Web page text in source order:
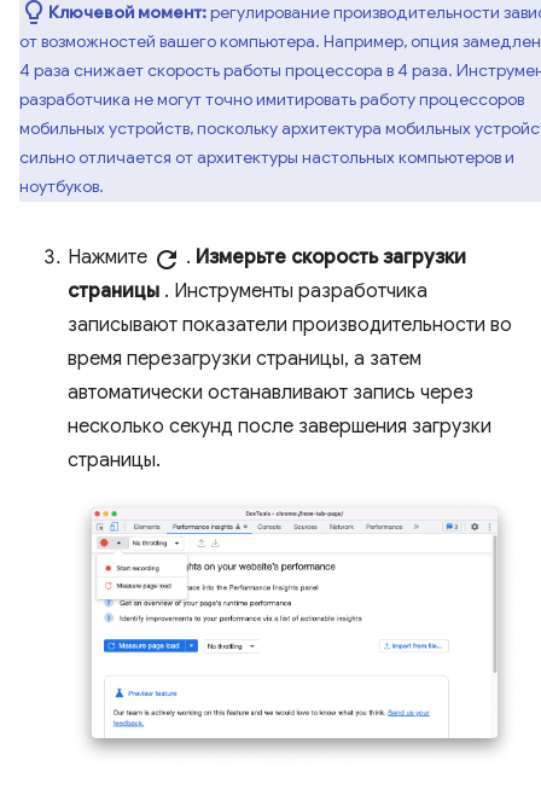
Ключевой момент:регулирование производительности
от возможностей вашего компьютера. Например, опция
4 раза снижает скорость работы процессора в 4 раза.
разработчика не могут точно имитировать работу процессоров
мобильных устройств, поскольку архитектура мобильных
сильно отличается от архитектуры настольных компьютеров и
ноутбуков.
Нажмите refresh . Измерьте скорость загрузки
страницы . Инструменты разработчика
записывают показатели производительности во
время перезагрузки страницы, а затем
автоматически останавливают запись через
несколько секунд после завершения загрузки
страницы.